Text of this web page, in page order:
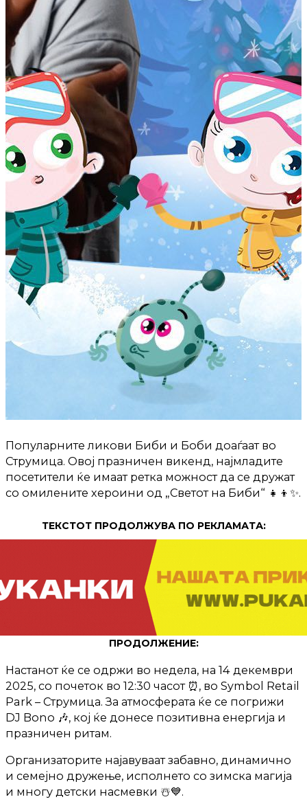
Популарните ликови Биби и Боби доаѓаат во
Струмица. Овој празничен викенд, најмладите
посетители ќе имаат ретка можност да се дружат
со омилените хероини од „Светот на Биби“ 👧👦✨.
ТЕКСТОТ ПРОДОЛЖУВА ПО РЕКЛАМАТА:
ПРОДОЛЖЕНИЕ:
Настанот ќе се одржи во недела, на 14 декември
2025, со почеток во 12:30 часот ⏰, во Symbol Retail
Park – Струмица. За атмосферата ќе се погрижи
DJ Bono 🎶, кој ќе донесе позитивна енергија и
празничен ритам.
Организаторите најавуваат забавно, динамично
и семејно дружење, исполнето со зимска магија
и многу детски насмевки ☃️💙.